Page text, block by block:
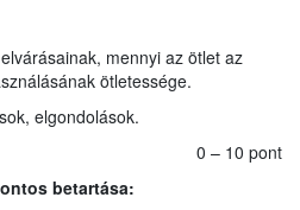
mennyi az ötlet az
ötletessége.
elgondolások.
0 – 10 pont
betartása: